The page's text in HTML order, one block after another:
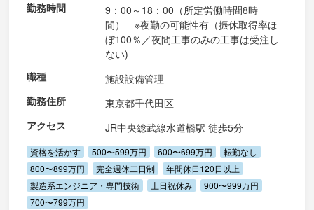
勤務時間
9：00～18：00（所定労働時間8時
間） ※夜勤の可能性有（振休取得率ほ
ぼ100％／夜間工事のみの工事は受注し
ない)
職種
施設設備管理
勤務住所
東京都千代田区
アクセス
JR中央総武線水道橋駅 徒歩5分
資格を活かす 500〜599万円 600〜699万円
転勤なし
800〜899万円
完全週休二日制
年間休日120日以上
製造系エンジニア・専門技術
土日祝休み
900〜999万円
700〜799万円